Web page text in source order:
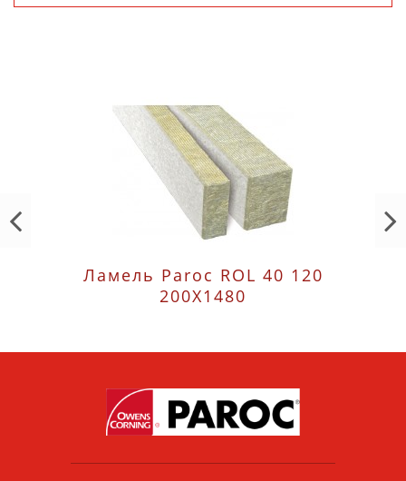
Ламель Paroc ROL 40 120
200X1480